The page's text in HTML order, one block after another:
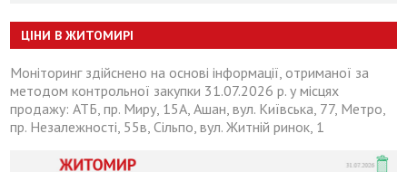
ЦІНИ В ЖИТОМИРІ
Моніторинг здійснено на основі інформації, отриманої за
методом контрольної закупки 31.07.2026 р. у місцях
продажу: АТБ, пр. Миру, 15А, Ашан, вул. Київська, 77, Метро,
пр. Незалежності, 55в, Сільпо, вул. Житній ринок, 1